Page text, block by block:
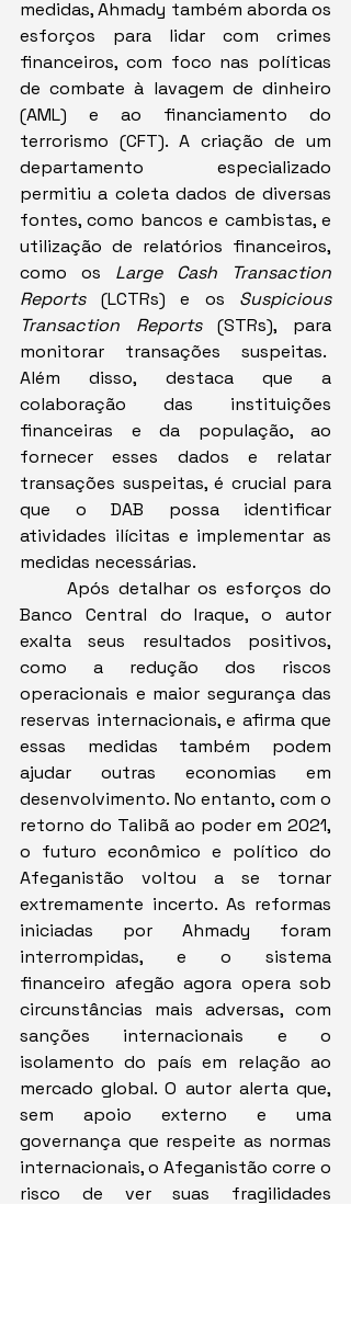
medidas, Ahmady também aborda os
esforços para lidar com crimes
financeiros, com foco nas políticas
de combate à lavagem de dinheiro
(AML) e ao financiamento do
terrorismo (CFT). A criação de um
departamento especializado
permitiu a coleta dados de diversas
fontes, como bancos e cambistas, e
utilização de relatórios financeiros,
como os Large Cash Transaction
Reports (LCTRs) e os Suspicious
Transaction Reports (STRs), para
monitorar transações suspeitas.
Além disso, destaca que a
colaboração das instituições
financeiras e da população, ao
fornecer esses dados e relatar
transações suspeitas, é crucial para
que o DAB possa identificar
atividades ilícitas e implementar as
medidas necessárias.
	Após detalhar os esforços do
Banco Central do Iraque, o autor
exalta seus resultados positivos,
como a redução dos riscos
operacionais e maior segurança das
reservas internacionais, e afirma que
essas medidas também podem
ajudar outras economias em
desenvolvimento. No entanto, com o
retorno do Talibã ao poder em 2021,
o futuro econômico e político do
Afeganistão voltou a se tornar
extremamente incerto. As reformas
iniciadas por Ahmady foram
interrompidas, e o sistema
financeiro afegão agora opera sob
circunstâncias mais adversas, com
sanções internacionais e o
isolamento do país em relação ao
mercado global. O autor alerta que,
sem apoio externo e uma
governança que respeite as normas
internacionais, o Afeganistão corre o
risco de ver suas fragilidades